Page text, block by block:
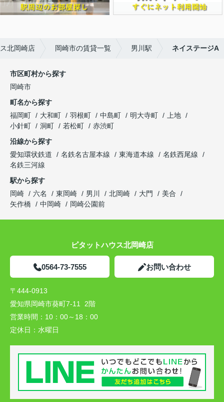
北岡崎店 岡崎市の賃貸一覧 男川駅 ネイステージA
市区町村から探す
岡崎市
町名から探す
福岡町
大和町 羽根町 中島町 明大寺町
上地
小針町
洞町 若松町
赤渋町
沿線から探す
愛知環状鉄道
名鉄名古屋本線 東海道本線
名鉄西尾線
名鉄三河線
駅から探す
岡崎
六名 東岡崎 男川 北岡崎 大門
美合
矢作橋
中岡崎 岡崎公園前
ピタットハウス北岡崎店
0564-73-7555 お問い合わせ
〒444-0913
愛知県岡崎市葵町7-11 2階
営業時間： 10：00～18：00
定休日： 水曜日